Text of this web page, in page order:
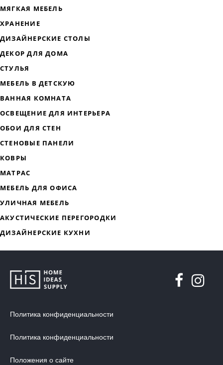
ДИЗАЙНЕРСКАЯ МЕБЕЛЬ
ХРАНЕНИЕ
ДЕКОР ДЛЯ ДОМА
СТУЛЬЯ
Политика конфиденциальности
Политика конфиденциальности
Положения о сайте